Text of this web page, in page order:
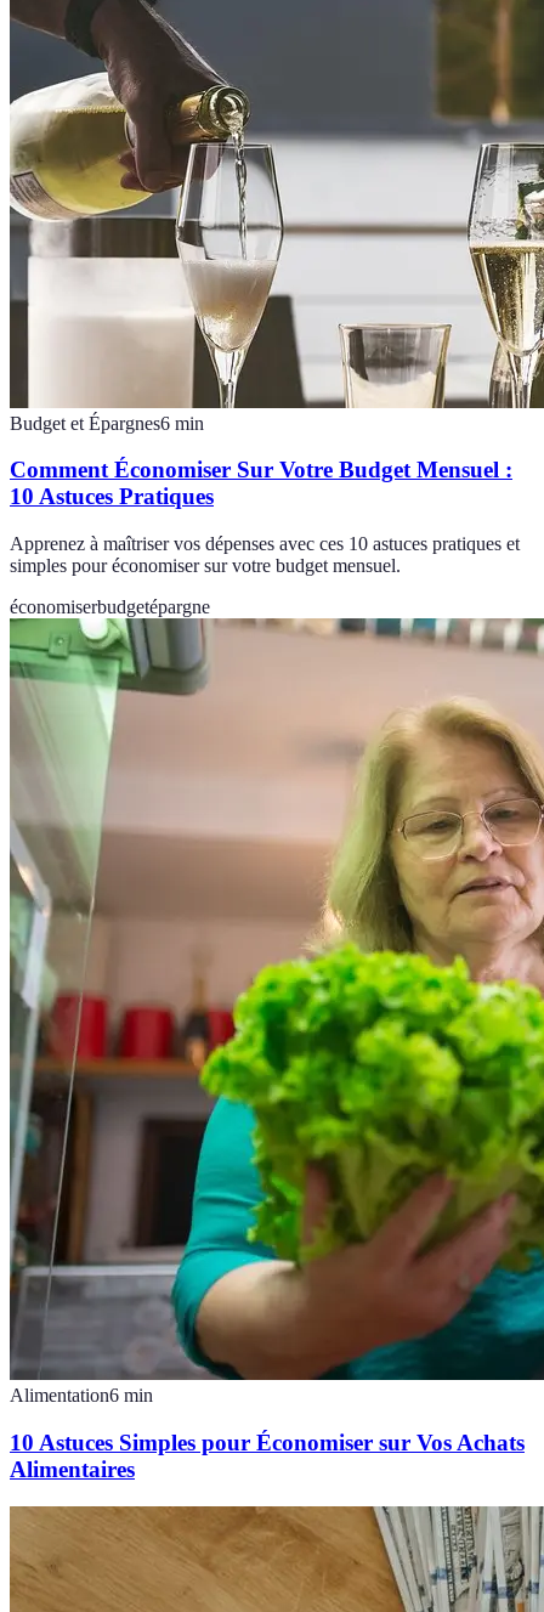
Budget et Épargnes6 min
Comment Économiser Sur Votre Budget Mensuel :
10 Astuces Pratiques
Apprenez à maîtriser vos dépenses avec ces 10 astuces pratiques et
simples pour économiser sur votre budget mensuel.
économiserbudgetépargne
Alimentation6 min
10 Astuces Simples pour Économiser sur Vos Achats
Alimentaires